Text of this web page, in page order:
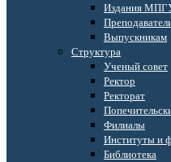
Издания
Выпускникам
Структура
Ученый совет
Ректор
Ректорат
Филиалы
Институты и
Библиотека